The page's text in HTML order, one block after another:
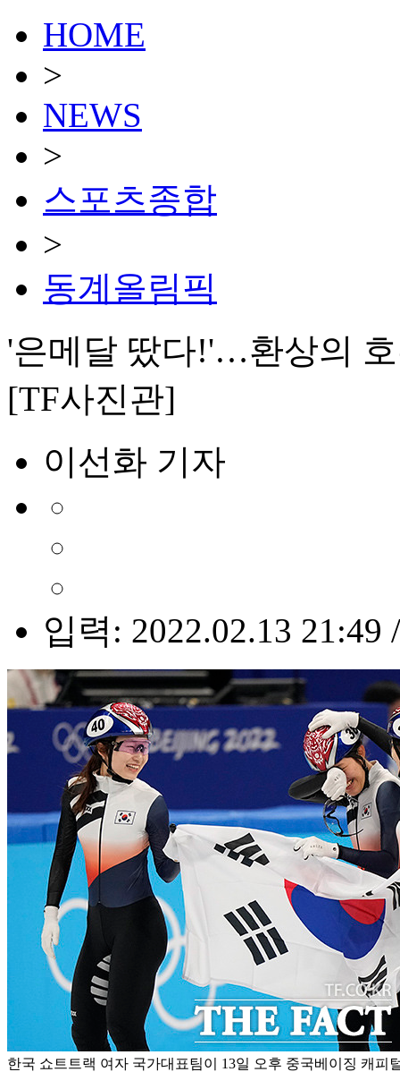
HOME
>
NEWS
>
스포츠종합
>
동계올림픽
'은메달 땄다!'…환상의
[TF사진관]
이선화 기자
입력: 2022.02.13 21:49
한국 쇼트트랙 여자 국가대표팀이 13일 오후 중국베이징 캐피